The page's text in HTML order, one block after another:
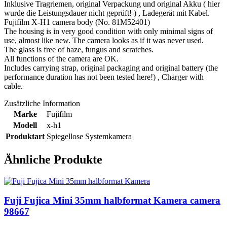
Inklusive Tragriemen, original Verpackung und original Akku ( hier
wurde die Leistungsdauer nicht geprüft! ) , Ladegerät mit Kabel.
Fujifilm X-H1 camera body (No. 81M52401)
The housing is in very good condition with only minimal signs of
use, almost like new. The camera looks as if it was never used.
The glass is free of haze, fungus and scratches.
All functions of the camera are OK.
Includes carrying strap, original packaging and original battery (the
performance duration has not been tested here!) , Charger with
cable.
Zusätzliche Information
Marke
Fujifilm
Modell
x-h1
Produktart Spiegellose Systemkamera
Ähnliche Produkte
Fuji Fujica Mini 35mm halbformat Kamera camera
98667